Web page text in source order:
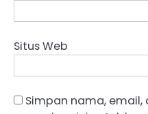
Situs Web
Simpan nama,